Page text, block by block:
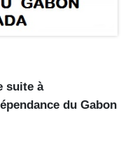
suite à
du Gabon